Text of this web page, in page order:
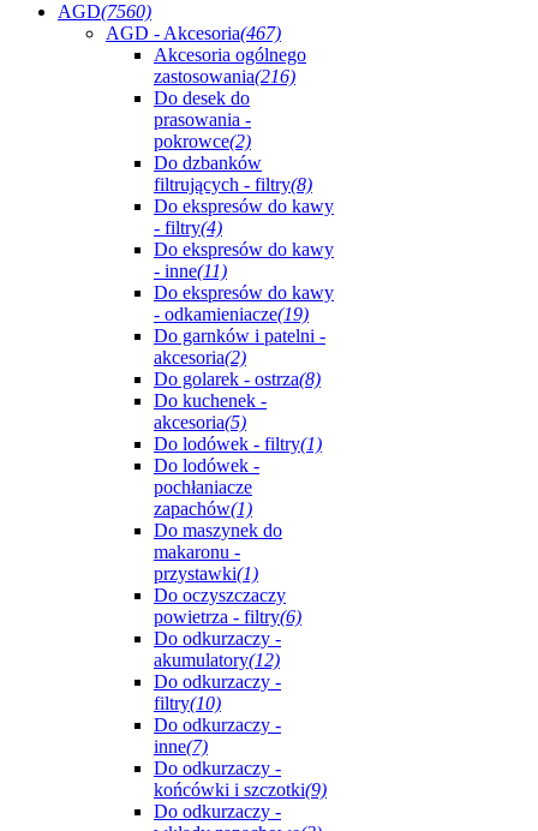
AGD(7560)
AGD - Akcesoria(467)
Akcesoria ogólnego
zastosowania(216)
Do desek do
prasowania -
pokrowce(2)
Do dzbanków
filtrujących - filtry(8)
Do ekspresów do kawy
- filtry(4)
Do ekspresów do kawy
- inne(11)
Do ekspresów do kawy
- odkamieniacze(19)
Do garnków i patelni -
akcesoria(2)
Do golarek - ostrza(8)
Do kuchenek -
akcesoria(5)
Do lodówek - filtry(1)
Do lodówek -
pochłaniacze
zapachów(1)
Do maszynek do
makaronu -
przystawki(1)
Do oczyszczaczy
powietrza - filtry(6)
Do odkurzaczy -
akumulatory(12)
Do odkurzaczy -
filtry(10)
Do odkurzaczy -
inne(7)
Do odkurzaczy -
końcówki i szczotki(9)
Do odkurzaczy -